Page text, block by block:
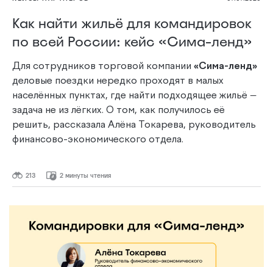
Как найти жильё для командировок
по всей России: кейс «Сима-ленд»
Для сотрудников торговой компании «Сима-ленд»
деловые поездки нередко проходят в малых
населённых пунктах, где найти подходящее жильё —
задача не из лёгких. О том, как получилось её
решить, рассказала Алёна Токарева, руководитель
финансово-экономического отдела.
213 2 минуты чтения